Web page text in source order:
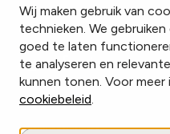
Wij maken gebruik van
technieken. We
goed te laten
te analyseren en
kunnen tonen. Voor
cookiebeleid.
InstagramFacebookLinkedIn
Cookies beheren